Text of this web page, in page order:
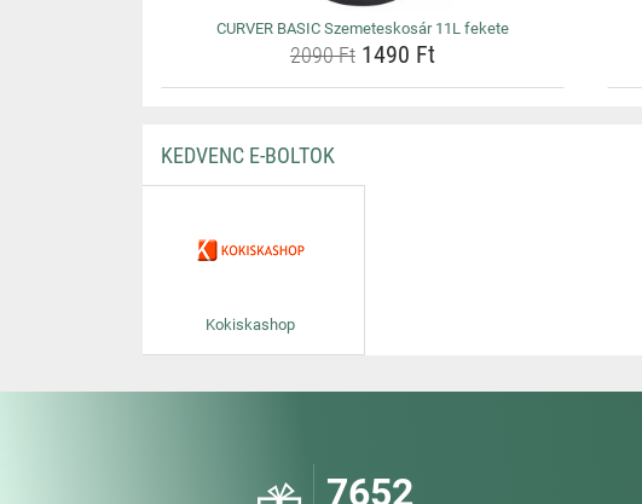
CURVER BASIC Szemeteskosár 11L fekete
2090 Ft1490 Ft
KEDVENC E-BOLTOK
Kokiskashop
7652